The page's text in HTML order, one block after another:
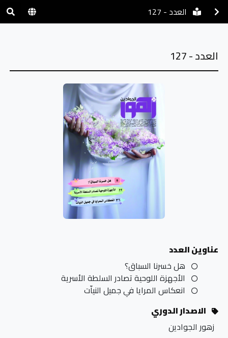
العدد - 127
العدد - 127
عناوين العدد
هل خسرنا السباق؟
الأجهزة اللوحية تصادر السلطة الأسرية
انعكاس المرايا في جميل النياّت
الاصدار الدوري
زهور الجوادين